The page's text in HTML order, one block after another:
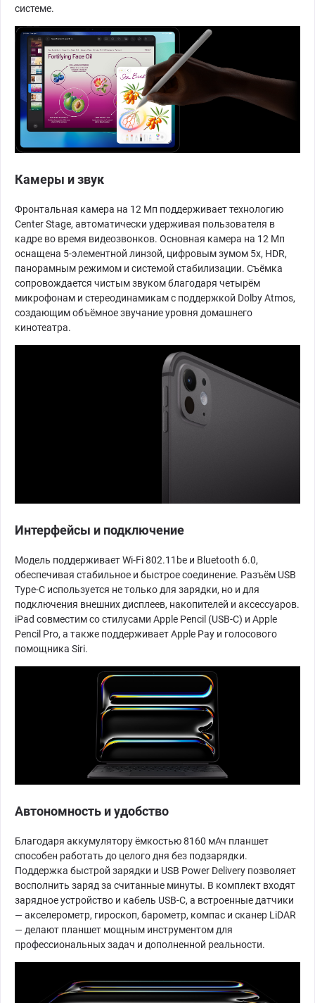
системе.
Камеры и звук
Фронтальная камера на 12 Мп поддерживает технологию
Center Stage, автоматически удерживая пользователя в
кадре во время видеозвонков. Основная камера на 12 Мп
оснащена 5-элементной линзой, цифровым зумом 5x, HDR,
панорамным режимом и системой стабилизации. Съёмка
сопровождается чистым звуком благодаря четырём
микрофонам и стереодинамикам с поддержкой Dolby Atmos,
создающим объёмное звучание уровня домашнего
кинотеатра.
Интерфейсы и подключение
Модель поддерживает Wi-Fi 802.11be и Bluetooth 6.0,
обеспечивая стабильное и быстрое соединение. Разъём USB
Type-C используется не только для зарядки, но и для
подключения внешних дисплеев, накопителей и аксессуаров.
iPad совместим со стилусами Apple Pencil (USB-C) и Apple
Pencil Pro, а также поддерживает Apple Pay и голосового
помощника Siri.
Автономность и удобство
Благодаря аккумулятору ёмкостью 8160 мАч планшет
способен работать до целого дня без подзарядки.
Поддержка быстрой зарядки и USB Power Delivery позволяет
восполнить заряд за считанные минуты. В комплект входят
зарядное устройство и кабель USB-C, а встроенные датчики
— акселерометр, гироскоп, барометр, компас и сканер LiDAR
— делают планшет мощным инструментом для
профессиональных задач и дополненной реальности.